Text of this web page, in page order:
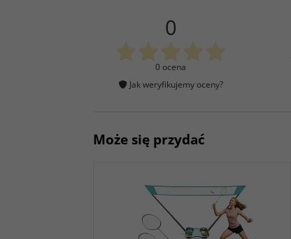
0
0 ocena
Jak weryfikujemy oceny?
Może się przydać